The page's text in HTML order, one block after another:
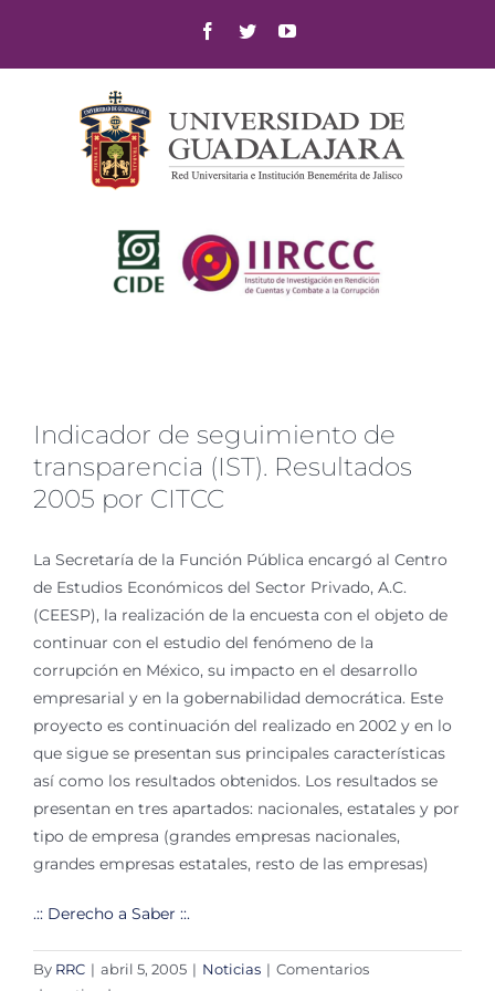
content
Facebook
TwitterYouTube
Indicador de seguimiento de
transparencia (IST). Resultados
2005 por CITCC
La Secretaría de la Función Pública encargó al Centro
de Estudios Económicos del Sector Privado, A.C.
(CEESP), la realización de la encuesta con el objeto de
continuar con el estudio del fenómeno de la
corrupción en México, su impacto en el desarrollo
empresarial y en la gobernabilidad democrática. Este
proyecto es continuación del realizado en 2002 y en lo
que sigue se presentan sus principales características
así como los resultados obtenidos. Los resultados se
presentan en tres apartados: nacionales, estatales y por
tipo de empresa (grandes empresas nacionales,
grandes empresas estatales, resto de las empresas)
.:: Derecho a Saber ::.
By RRC | abril 5, 2005 | Noticias | Comentarios